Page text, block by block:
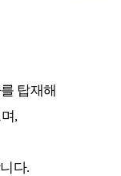
탑재해
,
다.